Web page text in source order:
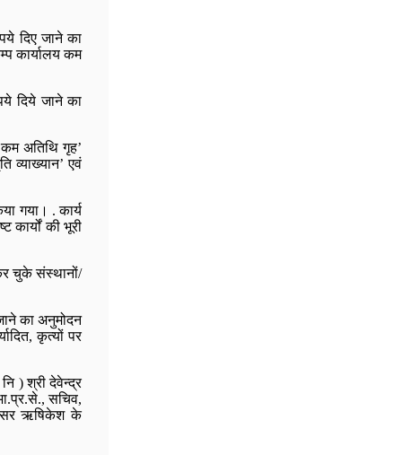
दिए जाने का
कार्यालय कम
दिये जाने का
अतिथि गृह’
व्याख्यान’ एवं
गया। . कार्य
कार्यों की भूरी
कर चुके संस्थानों/
का अनुमोदन
कृत्यों पर
) श्री देवेन्द्र
सचिव,
ऋषिकेश के